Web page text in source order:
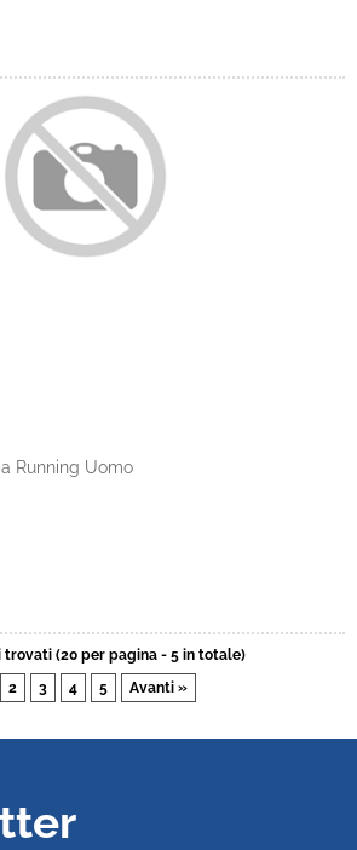
Running Uomo
(20 per pagina - 5 in totale)
2 3 4 5 Avanti »